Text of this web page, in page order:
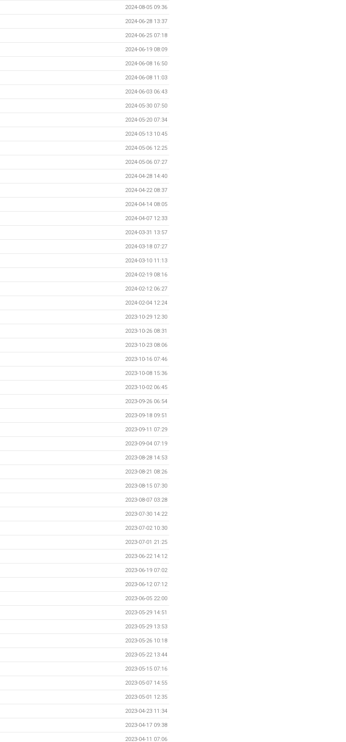
2024-08-05 09:36
2024-06-28 13:37
2024-06-25 07:18
2024-06-19 08:09
2024-06-08 16:50
2024-06-08 11:03
2024-06-03 06:43
2024-05-30 07:50
2024-05-20 07:34
2024-05-13 10:45
2024-05-06 12:25
2024-05-06 07:27
2024-04-28 14:40
2024-04-22 08:37
2024-04-14 08:05
2024-04-07 12:33
2024-03-31 13:57
2024-03-18 07:27
2024-03-10 11:13
2024-02-19 08:16
2024-02-12 06:27
2024-02-04 12:24
2023-10-29 12:30
2023-10-26 08:31
2023-10-23 08:06
2023-10-16 07:46
2023-10-08 15:36
2023-10-02 06:45
2023-09-26 06:54
2023-09-18 09:51
2023-09-11 07:29
2023-09-04 07:19
2023-08-28 14:53
2023-08-21 08:26
2023-08-15 07:30
2023-08-07 03:28
2023-07-30 14:22
2023-07-02 10:30
2023-07-01 21:25
2023-06-22 14:12
2023-06-19 07:02
2023-06-12 07:12
2023-06-05 22:00
2023-05-29 14:51
2023-05-29 13:53
2023-05-26 10:18
2023-05-22 13:44
2023-05-15 07:16
2023-05-07 14:55
2023-05-01 12:35
2023-04-23 11:34
2023-04-17 09:38
2023-04-11 07:06